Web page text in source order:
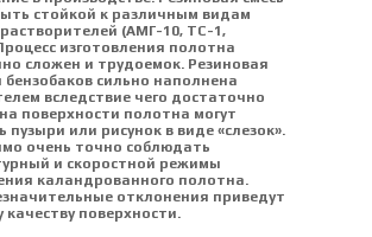
стойкой к различным видам
(АМГ-10, ТС-1,
изготовления полотна
сложен и трудоемок. Резиновая
бензобаков сильно наполнена
вследствие чего достаточно
поверхности полотна могут
пузыри или рисунок в виде «слезок».
очень точно соблюдать
и скоростной режимы
каландрованного полотна.
отклонения приведут
качеству поверхности.